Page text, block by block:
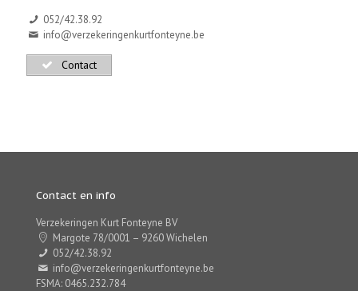
052/42.38.92
info@verzekeringenkurtfonteyne.be
Contact
Contact en info
Verzekeringen Kurt Fonteyne BV
Margote 78/0001 – 9260 Wichelen
052/42.38.92
info@verzekeringenkurtfonteyne.be
FSMA: 0465.232.784